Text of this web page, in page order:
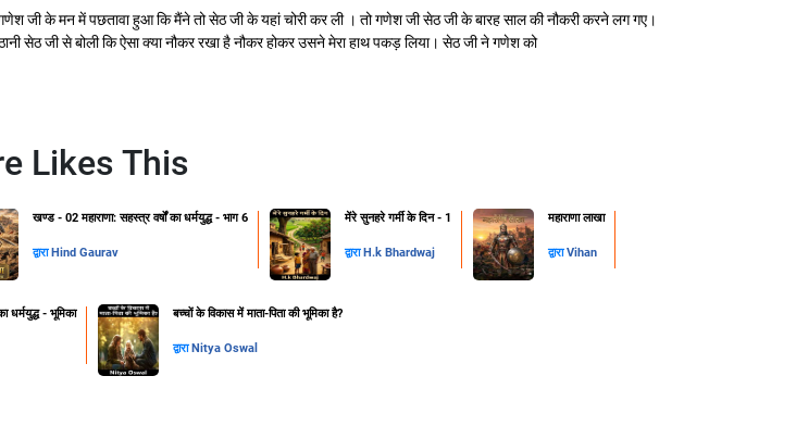
जी के मन में पछतावा हुआ कि मैंने तो सेठ जी के यहां चोरी कर ली । तो गणेश जी सेठ जी के बारह साल की नौकरी करने लग गए।
सेठ जी से बोली कि ऐसा क्या नौकर रखा है नौकर होकर उसने मेरा हाथ पकड़ लिया। सेठ जी ने गणेश को
Likes This
खण्ड - 02 महाराणा: सहस्त्र वर्षों का धर्मयुद्ध - भाग 6
द्वारा Hind Gaurav
मेंरे सुनहरे गर्मी के दिन - 1
द्वारा H.k Bhardwaj
महाराणा लाखा
द्वाराVihan
धर्मयुद्ध - भूमिका बच्चों के विकास में माता-पिता की भूमिका है?
द्वारा Nitya Oswal